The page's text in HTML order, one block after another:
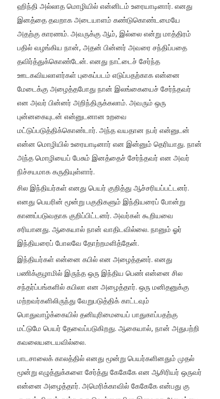
ஹிந்தி அல்லாத மொழியில் என்னிடம் உரையாடினார். எனது
இனத்தை தவறாக அடையாளம் கண்டுகொண்டமையே
அதற்கு காரணம். அவருக்கு ஆம், இல்லை என்று மாத்திரம்
பதில் வழங்கிய நான், அதன் பின்னர் அவரை சந்திப்பதை
தவிர்த்துக்கொண்டேன். எனது நாட்டைச் சேர்ந்த
ஊடகவியலாளர்கள் புகைப்படம் எடுப்பதற்காக என்னை
மேடைக்கு அழைத்தபோது நான் இலங்கையைச் சேர்ந்தவர்
என அவர் பின்னர் அறிந்திருக்கலாம். அவரும் ஒரு
புன்னகையுடன் என்னுடனான உறவை
மட்டுப்படுத்திக்கொண்டார். அந்த வயதான நபர் என்னுடன்
என்ன மொழியில் உரையாடினார் என இன்னும் தெரியாது. நான்
அந்த மொழியைப் பேசும் இனத்தைச் சேர்ந்தவர் என அவர்
நிச்சயமாக கருதியுள்ளார்.
சில இந்தியர்கள் எனது பெயர் குறித்து ஆச்சரியப்பட்டனர்.
எனது பெயரின் மூன்று பகுதிகளும் இந்தியரைப் போன்று
காணப்படுவதாக குறிப்பிட்டனர். அவர்கள் கூறியவை
சரியானது. ஆகையால் நான் வாதிடவில்லை. நானும் ஓர்
இந்தியரைப் போலவே தோற்றமளித்தேன்.
இந்தியர்கள் என்னை கபில் என அழைத்தனர். எனது
பணிக்குழாமில் இருந்த ஒரு இந்திய பெண் என்னை சில
சந்தர்ப்பங்களில் கபிலா என அழைத்தார். ஒரு மனிதனுக்கு
மற்றவர்களிலிருந்து வேறுபடுத்திக் காட்டவும்
பொதுவாழ்க்கையில் தனியுரிமையைப் பாதுகாப்பதற்கு
மட்டுமே பெயர் தேவைப்படுகிறது. ஆகையால், நான் அதுபற்றி
கவலையடையவில்லை.
பாடசாலைக் காலத்தில் எனது மூன்று பெயர்களினதும் முதல்
மூன்று எழுத்துக்களை சேர்த்து கேகேகே என ஆசிரியர் ஒருவர்
என்னை அழைத்தார். அமெரிக்காவில் கேகேகே என்பது கு